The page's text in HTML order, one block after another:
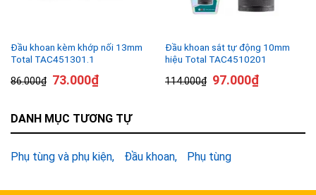
Đầu khoan kèm khớp nối 13mm
Total TAC451301.1
86.000₫ 73.000₫
Đầu khoan sắt tự động 10mm
hiệu Total TAC4510201
114.000₫ 97.000₫
DANH MỤC TƯƠNG TỰ
Phụ tùng và phụ kiện Đầu khoan Phụ tùng